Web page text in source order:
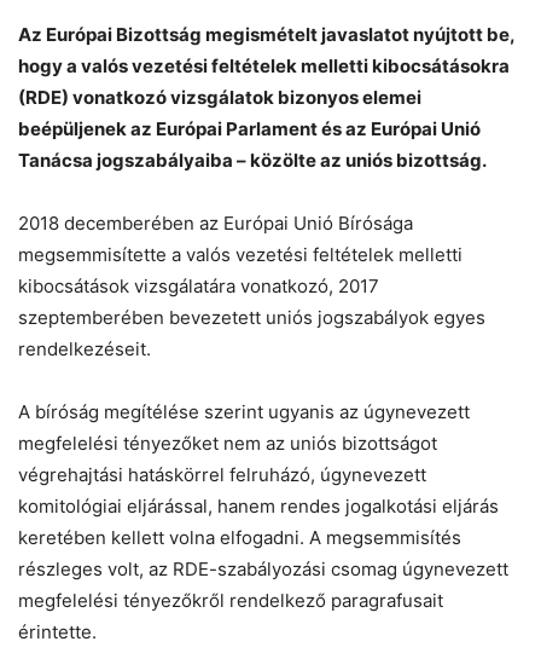
Az Európai Bizottság megismételt javaslatot nyújtott be,
hogy a valós vezetési feltételek melletti kibocsátásokra
(RDE) vonatkozó vizsgálatok bizonyos elemei
beépüljenek az Európai Parlament és az Európai Unió
Tanácsa jogszabályaiba – közölte az uniós bizottság.
2018 decemberében az Európai Unió Bírósága
megsemmisítette a valós vezetési feltételek melletti
kibocsátások vizsgálatára vonatkozó, 2017
szeptemberében bevezetett uniós jogszabályok egyes
rendelkezéseit.
A bíróság megítélése szerint ugyanis az úgynevezett
megfelelési tényezőket nem az uniós bizottságot
végrehajtási hatáskörrel felruházó, úgynevezett
komitológiai eljárással, hanem rendes jogalkotási eljárás
keretében kellett volna elfogadni. A megsemmisítés
részleges volt, az RDE-szabályozási csomag úgynevezett
megfelelési tényezőkről rendelkező paragrafusait
érintette.
Chat Mr wAIste Close
Helló! Miben segíthetek ma?